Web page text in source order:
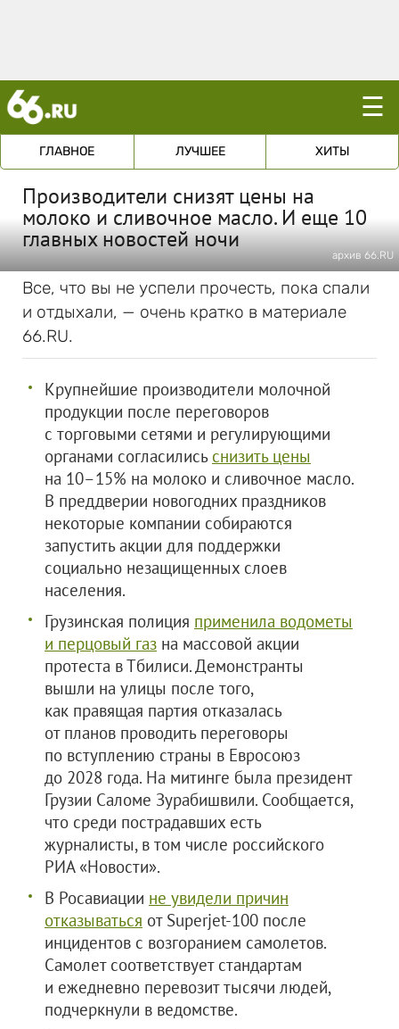
☰
ГЛАВНОЕ ЛУЧШЕЕ ХИТЫ
Производители снизят цены на
молоко и сливочное масло. И еще 10
главных новостей ночи
архив 66.RU
Все, что вы не успели прочесть, пока спали
и отдыхали, — очень кратко в материале
66.RU.
Крупнейшие производители молочной
продукции после переговоров
с торговыми сетями и регулирующими
органами согласились снизить цены
на 10–15% на молоко и сливочное масло.
В преддверии новогодних праздников
некоторые компании собираются
запустить акции для поддержки
социально незащищенных слоев
населения.
Грузинская полиция применила водометы
и перцовый газ на массовой акции
протеста в Тбилиси. Демонстранты
вышли на улицы после того,
как правящая партия отказалась
от планов проводить переговоры
по вступлению страны в Евросоюз
до 2028 года. На митинге была президент
Грузии Саломе Зурабишвили. Сообщается,
что среди пострадавших есть
журналисты, в том числе российского
РИА «Новости».
В Росавиации не увидели причин
отказываться от Superjet-100 после
инцидентов с возгоранием самолетов.
Самолет соответствует стандартам
и ежедневно перевозит тысячи людей,
подчеркнули в ведомстве.